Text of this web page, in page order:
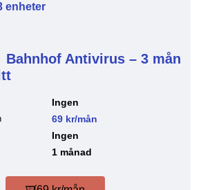
enheter
Bahnhof Antivirus – 3 mån
Ingen
69 kr/mån
Ingen
1 månad